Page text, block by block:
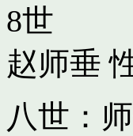
8世
赵师垂
八世：